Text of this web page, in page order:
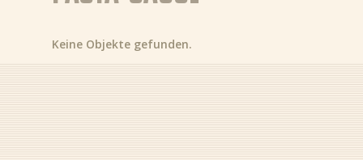
Keine Objekte gefunden.